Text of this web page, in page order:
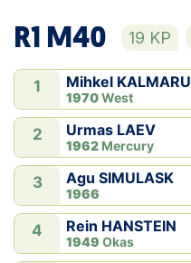
R1 M40 19 KP
1 Mihkel KALMARU
1970West
2 Urmas LAEV
1962 Mercury
3 Agu SIMULASK
1966
4 Rein HANSTEIN
1949 Okas